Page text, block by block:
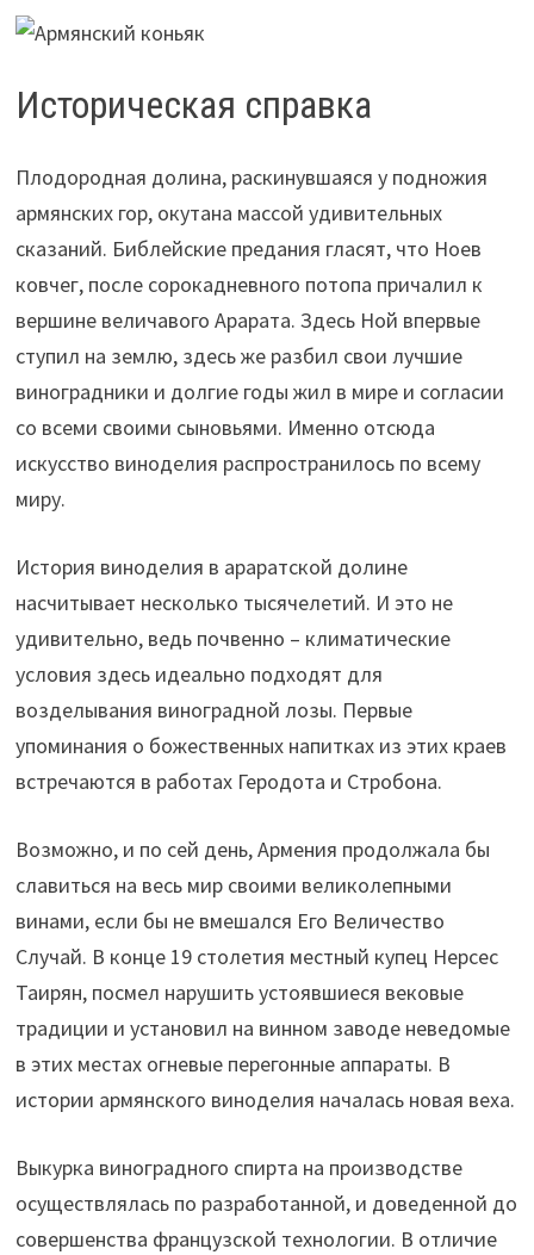
Историческая справка
Плодородная долина, раскинувшаяся у подножия
армянских гор, окутана массой удивительных
сказаний. Библейские предания гласят, что Ноев
ковчег, после сорокадневного потопа причалил к
вершине величавого Арарата. Здесь Ной впервые
ступил на землю, здесь же разбил свои лучшие
виноградники и долгие годы жил в мире и согласии
со всеми своими сыновьями. Именно отсюда
искусство виноделия распространилось по всему
миру.
История виноделия в араратской долине
насчитывает несколько тысячелетий. И это не
удивительно, ведь почвенно – климатические
условия здесь идеально подходят для
возделывания виноградной лозы. Первые
упоминания о божественных напитках из этих краев
встречаются в работах Геродота и Стробона.
Возможно, и по сей день, Армения продолжала бы
славиться на весь мир своими великолепными
винами, если бы не вмешался Его Величество
Случай. В конце 19 столетия местный купец Нерсес
Таирян, посмел нарушить устоявшиеся вековые
традиции и установил на винном заводе неведомые
в этих местах огневые перегонные аппараты. В
истории армянского виноделия началась новая веха.
Выкурка виноградного спирта на производстве
осуществлялась по разработанной, и доведенной до
совершенства французской технологии. В отличие